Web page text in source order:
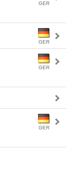
GER
GER
GER
GER